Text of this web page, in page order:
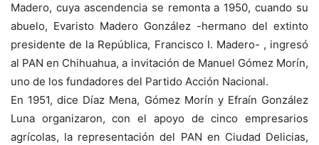
Madero, cuya ascendencia se remonta a 1950, cuando su
abuelo, Evaristo Madero González -hermano del extinto
presidente de la República, Francisco I. Madero- , ingresó
al PAN en Chihuahua, a invitación de Manuel Gómez Morín,
uno de los fundadores del Partido Acción Nacional.
En 1951, dice Díaz Mena, Gómez Morín y Efraín González
Luna organizaron, con el apoyo de cinco empresarios
agrícolas, la representación del PAN en Ciudad Delicias,